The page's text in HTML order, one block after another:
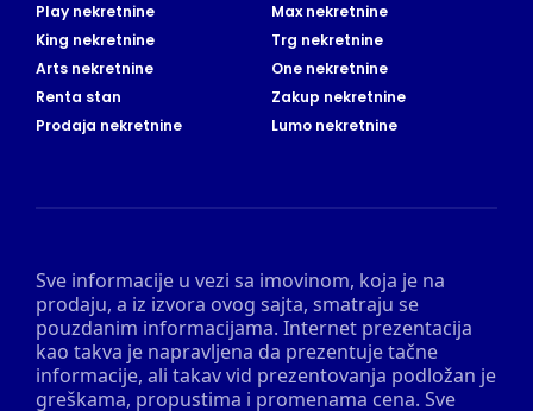
Sve informacije u vezi sa imovinom, koja je na
prodaju, a iz izvora ovog sajta, smatraju se
pouzdanim informacijama. Internet prezentacija
kao takva je napravljena da prezentuje tačne
informacije, ali takav vid prezentovanja podložan je
greškama, propustima i promenama cena. Sve
Play nekretnine
Max nekretnine
King nekretnine
Trg nekretnine
Arts nekretnine
One nekretnine
Renta stan
Zakup nekretnine
Prodaja nekretnine
Lumo nekretnine